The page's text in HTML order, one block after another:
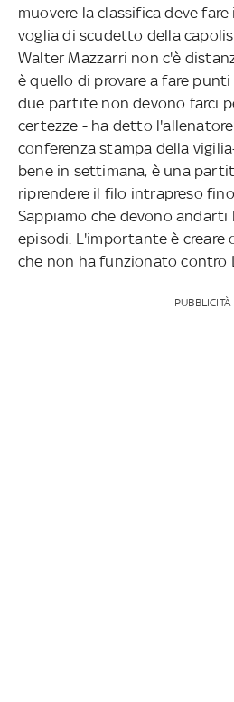
muovere la classifica deve
voglia di scudetto della
Walter Mazzarri non c'è
è quello di provare a fare
due partite non devono farci
certezze - ha detto
conferenza stampa della
bene in settimana, è una
riprendere il filo intrapreso
Sappiamo che devono andarti
episodi. L'importante è creare
che non ha funzionato contro
PUBBLICITÀ